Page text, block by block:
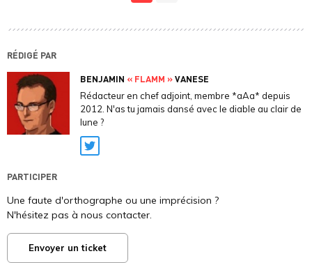
RÉDIGÉ PAR
BENJAMIN « FLAMM »VANESE
Rédacteur en chef adjoint, membre *aAa* depuis
2012. N'as tu jamais dansé avec le diable au clair de
lune ?
Twitter
PARTICIPER
Une faute d'orthographe ou une imprécision ?
N'hésitez pas à nous contacter.
Envoyer un ticket